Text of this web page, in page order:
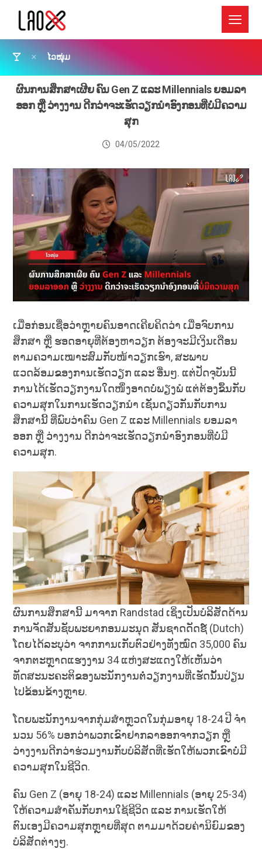
ໄວໜຸ່ມ
ຜົນການສຶກສາເຜີຍ ຄົນ Gen Z ແລະ Millennials ຍອມລາ
ອອກ ຫຼື ວ່າງງານ ດີກວ່າຈະເຮັດວຽກນຳອົງກອນທີ່ບໍ່ມີຄວາມ
ສຸກ
04/05/2022
ເມື່ອກ່ອນເຊື່ອວ່າຫຼາຍຄົນອາດເຄີຍຄິດວ່າ ເມື່ອຈົບການ
ສຶກສາ ຫຼື ຮອດອາຍຸທີ່ຕ້ອງຫາວຽກ ຕ້ອງຈະມີເງິນເດືອນ
ຕາມຄວາມເໝາະສົມກັບໜ້າວຽກເຮົາ, ສະພາບ
ແວດລ້ອມຂອງການເຮັດວຽກ ແລະ ອື່ນໆ. ແຕ່ປັດຈຸບັນນີ້
ການໄດ້ເຮັດວຽກງານໃດໜຶ່ງອາດບໍ່ພຽງພໍ ແຕ່ຕ້ອງຂຶ້ນກັບ
ຄວາມສຸກໃນການເຮັດວຽກນຳ ເຊັ່ນດຽວກັນກັບການ
ສຶກສານີ້ ທີ່ພົບວ່າຄົນ Gen Z ແລະ Millennials ຍອມລາ
ອອກ ຫຼື ວ່າງງານ ດີກວ່າຈະເຮັດວຽກນຳອົງກອນທີ່ບໍ່ມີ
ຄວາມສຸກ.
ຜົນການສຶກສານີ້ ມາຈາກ Randstad ເຊິ່ງເປັນບໍລິສັດດ້ານ
ການຈັດສັນຊັບພະຍາກອນມະນຸດ ສັນຊາດດັດຊ໌ (Dutch)
ໂດຍໄດ້ລະບຸວ່າ ຈາກການເກັບຕົວຢ່າງທັງໝົດ 35,000 ຄົນ
ຈາກຕະຫຼາດແຮງງານ 34 ແຫ່ງສະແດງໃຫ້ເຫັນວ່າ
ທັດສະນະຄະຕິຂອງພະນັກງານຕໍ່ວຽກງານທີ່ເຮັດນັ້ນປ່ຽນ
ໄປຂ້ອນຂ້າງຫຼາຍ.
ໂດຍພະນັກງານຈາກກຸ່ມສໍາຫຼວດໃນກຸ່ມອາຍຸ 18-24 ປີ ຈໍາ
ນວນ 56% ບອກວ່າພວກເຂົາຢາກລາອອກຈາກວຽກ ຫຼື
ວ່າງງານດີກວ່າຮ່ວມງານກັບບໍລິສັດທີ່ເຮັດໃຫ້ພວກເຂົາບໍ່ມີ
ຄວາມສຸກໃນຊີວິດ.
ຄົນ Gen Z (ອາຍຸ 18-24) ແລະ Millennials (ອາຍຸ 25-34)
ໃຫ້ຄວາມສໍາຄັນກັບການໃຊ້ຊີວິດ ແລະ ການເຮັດໃຫ້
ຕົນເອງມີຄວາມສຸກຫຼາຍທີ່ສຸດ ຕາມມາດ້ວຍຄ່ານິຍົມຂອງ
ບໍລິສັດຕ່າງໆ.